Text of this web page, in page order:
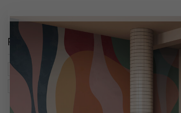
Relaterade kategorier
Vardagsrum Blommor Botaniska
Vilda Djur Apor Grön